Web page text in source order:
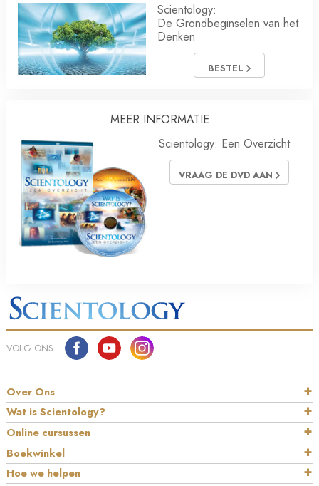
Scientology:
De Grondbeginselen van het
Denken
BESTEL
MEER INFORMATIE
Scientology: Een Overzicht
VRAAG DE DVD AAN
VOLG ONS
Over Ons
Wat is Scientology?
Online cursussen
Boekwinkel
Hoe we helpen